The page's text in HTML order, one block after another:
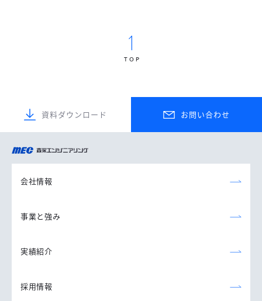
TOP
資料ダウンロード お問い合わせ
森永エンジニアリング
株式会社
会社情報
事業と強み
実績紹介
採用情報